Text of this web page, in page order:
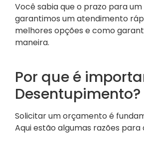
Você sabia que o prazo para
garantimos um atendimento
melhores opções e como
maneira.
Por que é
Desentupimento?
Solicitar um orçamento é
Aqui estão algumas razões para